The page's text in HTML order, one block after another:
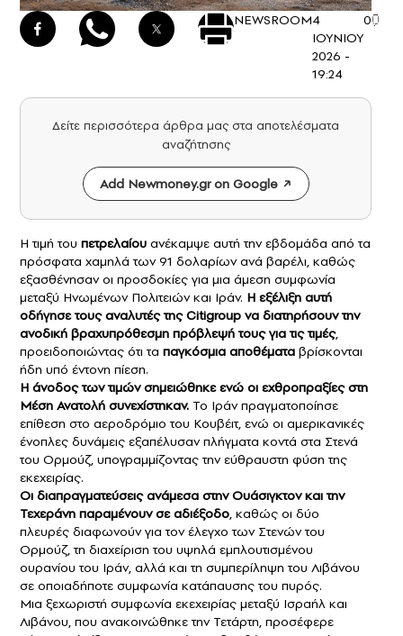
NEWSROOM4
ΙΟΥΝΙΟΥ
2026 -
19:24
0
Δείτε περισσότερα άρθρα μας στα αποτελέσματα
αναζήτησης
Add Newmoney.gr on Google
Η τιμή του πετρελαίου ανέκαμψε αυτή την εβδομάδα από τα
πρόσφατα χαμηλά των 91 δολαρίων ανά βαρέλι, καθώς
εξασθένησαν οι προσδοκίες για μια άμεση συμφωνία
μεταξύ Ηνωμένων Πολιτειών και Ιράν. Η εξέλιξη αυτή
οδήγησε τους αναλυτές τηςCitigroup να διατηρήσουν την
ανοδική βραχυπρόθεσμη πρόβλεψή τους για τις τιμές,
προειδοποιώντας ότι τα παγκόσμια αποθέματα βρίσκονται
ήδη υπό έντονη πίεση.
Η άνοδος των τιμών σημειώθηκε ενώ οι εχθροπραξίες στη
Μέση Ανατολή συνεχίστηκαν. Το Ιράν πραγματοποίησε
επίθεση στο αεροδρόμιο του Κουβέιτ, ενώ οι αμερικανικές
ένοπλες δυνάμεις εξαπέλυσαν πλήγματα κοντά στα Στενά
του Ορμούζ, υπογραμμίζοντας την εύθραυστη φύση της
εκεχειρίας.
Οι διαπραγματεύσεις ανάμεσα στην Ουάσιγκτον και την
Τεχεράνη παραμένουν σε αδιέξοδο, καθώς οι δύο
πλευρές διαφωνούν για τον έλεγχο των Στενών του
Ορμούζ, τη διαχείριση του υψηλά εμπλουτισμένου
ουρανίου του Ιράν, αλλά και τη συμπερίληψη του Λιβάνου
σε οποιαδήποτε συμφωνία κατάπαυσης του πυρός.
Μια ξεχωριστή συμφωνία εκεχειρίας μεταξύ Ισραήλ και
Λιβάνου, που ανακοινώθηκε την Τετάρτη, προσέφερε